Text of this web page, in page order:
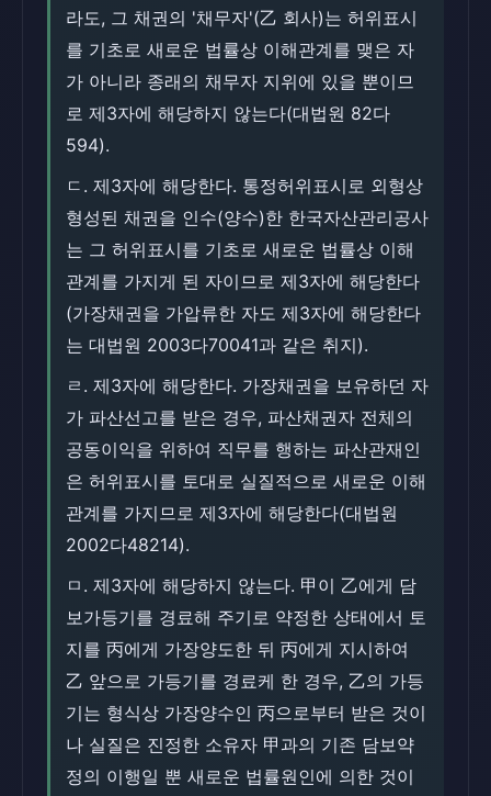
라도, 그 채권의 '채무자'(乙 회사)는 허위표시
를 기초로 새로운 법률상 이해관계를 맺은 자
가 아니라 종래의 채무자 지위에 있을 뿐이므
로 제3자에 해당하지 않는다(대법원 82다
594).
ㄷ. 제3자에 해당한다. 통정허위표시로 외형상
형성된 채권을 인수(양수)한 한국자산관리공사
는 그 허위표시를 기초로 새로운 법률상 이해
관계를 가지게 된 자이므로 제3자에 해당한다
(가장채권을 가압류한 자도 제3자에 해당한다
는 대법원 2003다70041과 같은 취지).
ㄹ. 제3자에 해당한다. 가장채권을 보유하던 자
가 파산선고를 받은 경우, 파산채권자 전체의
공동이익을 위하여 직무를 행하는 파산관재인
은 허위표시를 토대로 실질적으로 새로운 이해
관계를 가지므로 제3자에 해당한다(대법원
2002다48214).
ㅁ. 제3자에 해당하지 않는다. 甲이 乙에게 담
보가등기를 경료해 주기로 약정한 상태에서 토
지를 丙에게 가장양도한 뒤 丙에게 지시하여
乙 앞으로 가등기를 경료케 한 경우, 乙의 가등
기는 형식상 가장양수인 丙으로부터 받은 것이
나 실질은 진정한 소유자 甲과의 기존 담보약
정의 이행일 뿐 새로운 법률원인에 의한 것이